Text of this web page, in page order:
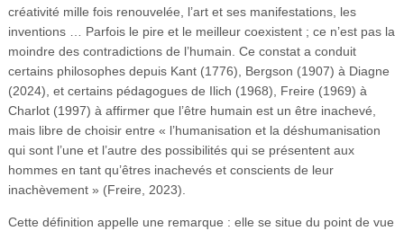
créativité mille fois renouvelée, l’art et ses manifestations, les
inventions … Parfois le pire et le meilleur coexistent ; ce n’est pas la
moindre des contradictions de l’humain. Ce constat a conduit
certains philosophes depuis Kant (1776), Bergson (1907) à Diagne
(2024), et certains pédagogues de Ilich (1968), Freire (1969) à
Charlot (1997) à affirmer que l’être humain est un être inachevé,
mais libre de choisir entre « l’humanisation et la déshumanisation
qui sont l’une et l’autre des possibilités qui se présentent aux
hommes en tant qu’êtres inachevés et conscients de leur
inachèvement » (Freire, 2023).
Cette définition appelle une remarque : elle se situe du point de vue